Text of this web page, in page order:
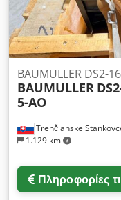
Trenčianske
1.129 km
BAUMULLER DS2-
BAUMULLER
5-AO
Πληροφορίες